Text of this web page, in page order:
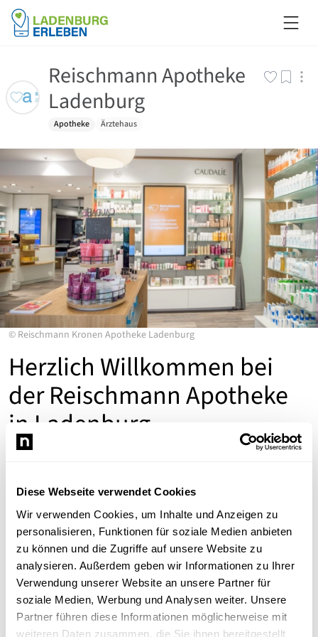
Diese Webseite verwendet Cookies
Wir verwenden Cookies, um Inhalte und Anzeigen zu
personalisieren, Funktionen für soziale Medien anbieten
zu können und die Zugriffe auf unsere Website zu
analysieren. Außerdem geben wir Informationen zu Ihrer
Verwendung unserer Website an unsere Partner für
soziale Medien, Werbung und Analysen weiter. Unsere
Partner führen diese Informationen möglicherweise mit
weiteren Daten zusammen, die Sie ihnen bereitgestellt
Reischmann Apotheke
Ladenburg
Apotheke Ärztehaus
© Reischmann Kronen Apotheke Ladenburg
Herzlich Willkommen bei
der Reischmann Apotheke
in Ladenburg
Ladenburg vor Ort für Ihre Gesundheit da. Bei uns finden
Sie eine riesige Auswahl an Medizin – rezeptfrei und
rezeptpflichtig. In den Bereichen Kosmetik und
Nahrungsergänzung bieten wir Ihnen zahlreiche,
qualitativ hochwertige Produkte unserer Eigenmarken
RAC und Purevital an. Über unseren Online shop können
Sie Ihre Medikamente und Kosmetik direkt vorbestellen
und Ihr eRezept oder Papier-Rezept online einlösen. Hier
finden Sie auch in kurzer Zeit die besten Produkte für